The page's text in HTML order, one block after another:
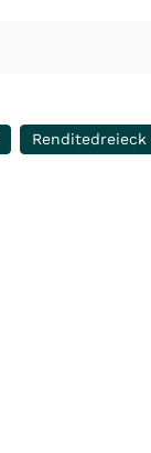
Renditedreieck